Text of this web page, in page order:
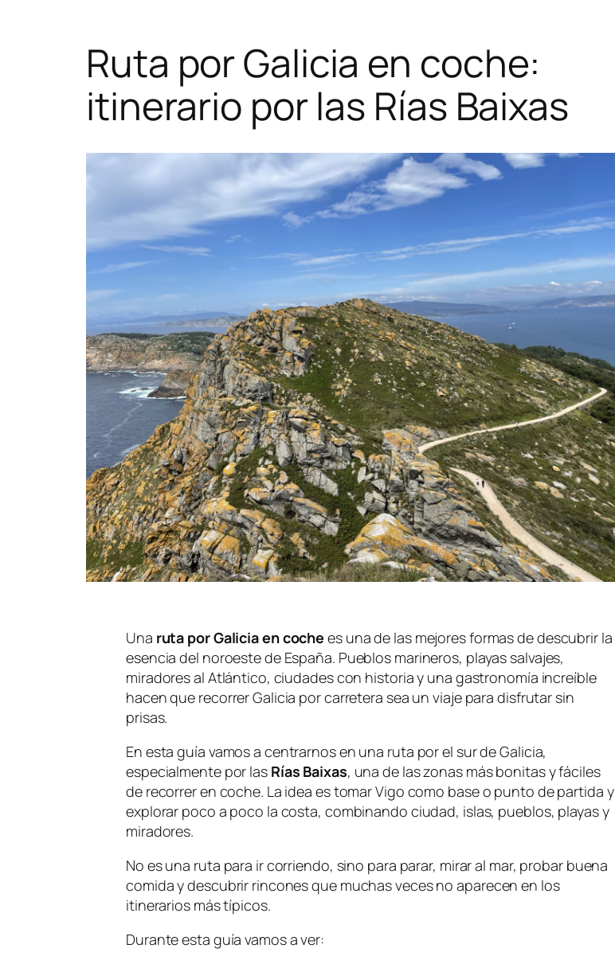
Ruta por Galicia en coche:
itinerario por las Rías Baixas
Una ruta por Galicia en coche es una de las mejores formas de descubrir la
esencia del noroeste de España. Pueblos marineros, playas salvajes,
miradores al Atlántico, ciudades con historia y una gastronomía increíble
hacen que recorrer Galicia por carretera sea un viaje para disfrutar sin
prisas.
En esta guía vamos a centrarnos en una ruta por el sur de Galicia,
especialmente por las Rías Baixas, una de las zonas más bonitas y fáciles
de recorrer en coche. La idea es tomar Vigo como base o punto de partida y
explorar poco a poco la costa, combinando ciudad, islas, pueblos, playas y
miradores.
No es una ruta para ir corriendo, sino para parar, mirar al mar, probar buena
comida y descubrir rincones que muchas veces no aparecen en los
itinerarios más típicos.
Durante esta guía vamos a ver: